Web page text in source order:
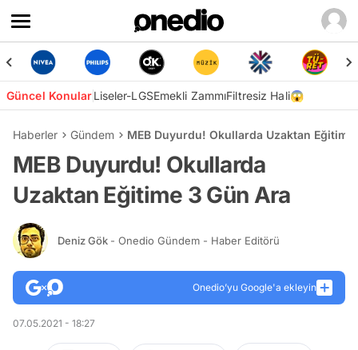
Güncel KonularLiseler-LGSEmekli ZammıFiltresiz Hali😱
Haberler Gündem MEB Duyurdu! Okullarda Uzaktan Eğitime
MEB Duyurdu! Okullarda
Uzaktan Eğitime 3 Gün Ara
Deniz Gök - Onedio Gündem - Haber Editörü
Onedio’yu Google'a ekleyin
07.05.2021 - 18:27